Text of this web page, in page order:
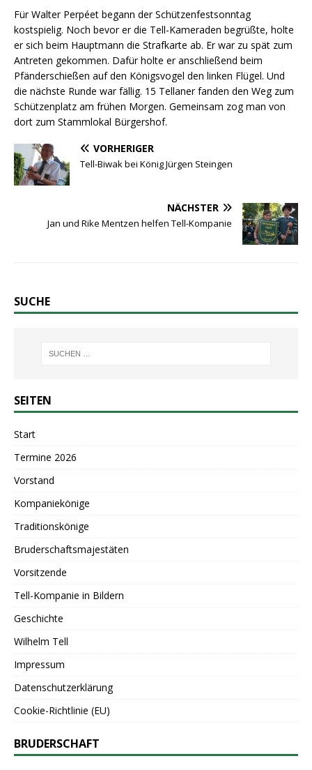
Für Walter Perpéet begann der Schützenfestsonntag
kostspielig. Noch bevor er die Tell-Kameraden begrüßte, holte
er sich beim Hauptmann die Strafkarte ab. Er war zu spät zum
Antreten gekommen. Dafür holte er anschließend beim
Pfänderschießen auf den Königsvogel den linken Flügel. Und
die nächste Runde war fällig. 15 Tellaner fanden den Weg zum
Schützenplatz am frühen Morgen. Gemeinsam zog man von
dort zum Stammlokal Bürgershof.
VORHERIGER
Tell-Biwak bei König Jürgen Steingen
NÄCHSTER
Jan und Rike Mentzen helfen Tell-Kompanie
SUCHE
SEITEN
Start
Termine 2026
Vorstand
Kompaniekönige
Traditionskönige
Bruderschaftsmajestäten
Vorsitzende
Tell-Kompanie in Bildern
Geschichte
Wilhelm Tell
Impressum
Datenschutzerklärung
Cookie-Richtlinie (EU)
BRUDERSCHAFT